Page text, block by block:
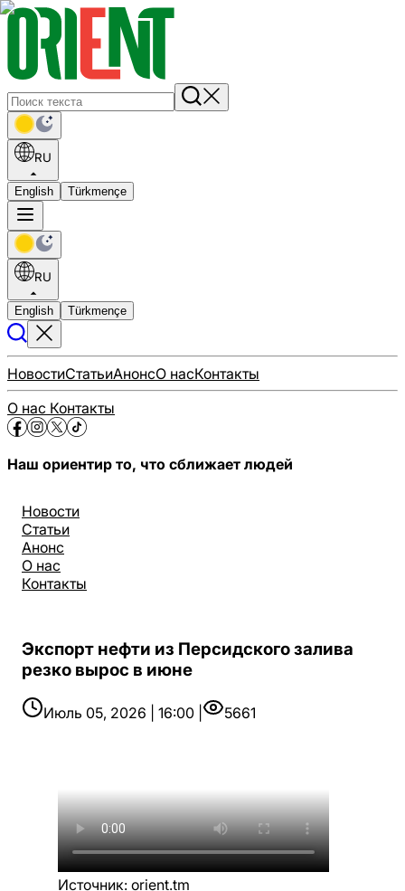
RU
English Türkmençe
RU
English Türkmençe
НовостиСтатьиАнонсО насКонтакты
О нас Контакты
Наш ориентир то, что сближает людей
Новости
Статьи
Анонс
О нас
Контакты
Экспорт нефти из Персидского залива
резко вырос в июне
Июль 05, 2026 | 16:00 | 5661
Источник: orient.tm